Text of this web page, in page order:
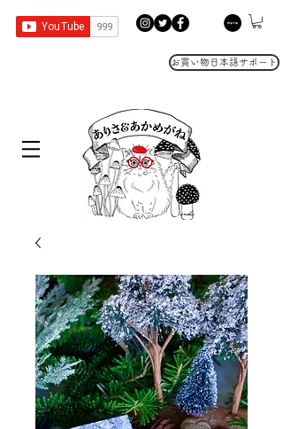
お買い物日本語サポート